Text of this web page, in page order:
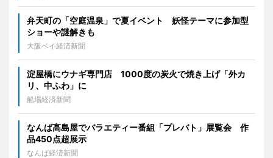
弁天町の「空庭温泉」で夏イベント 妖怪テーマに参加型
ショーや謎解きも
大阪ベイ経済新聞
淀屋橋にウナギ専門店 1000度の炭火で焼き上げ「外カ
リ、中ふわ」に
船場経済新聞
なんば高島屋でバラエティー番組「プレバト」展覧会 作
品450点超展示
なんば経済新聞